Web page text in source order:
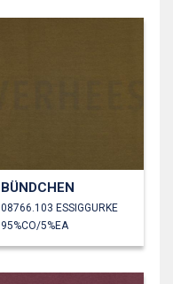
BÜNDCHEN
08766.103 ESSIGGURKE
95%CO/5%EA